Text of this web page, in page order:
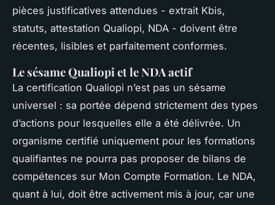
pièces justificatives attendues - extrait Kbis,
statuts, attestation Qualiopi, NDA - doivent être
récentes, lisibles et parfaitement conformes.
Le sésame Qualiopi et le NDA actif
La certification Qualiopi n’est pas un sésame
universel : sa portée dépend strictement des types
d’actions pour lesquelles elle a été délivrée. Un
organisme certifié uniquement pour les formations
qualifiantes ne pourra pas proposer de bilans de
compétences sur Mon Compte Formation. Le NDA,
quant à lui, doit être activement mis à jour, car une